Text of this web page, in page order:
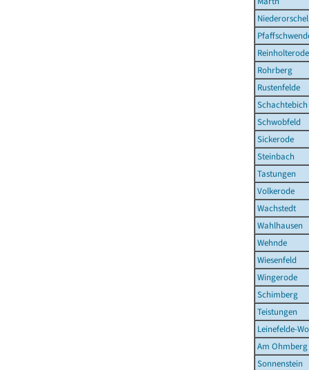
Niederorschel
Reinholterode
Rohrberg
Rustenfelde
Schachtebich
Schwobfeld
Sickerode
Steinbach
Tastungen
Volkerode
Wachstedt
Wahlhausen
Wehnde
Wiesenfeld
Wingerode
Schimberg
Teistungen
Leinefelde-
Am Ohmberg
Sonnenstein